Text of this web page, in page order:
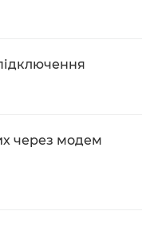
через модем